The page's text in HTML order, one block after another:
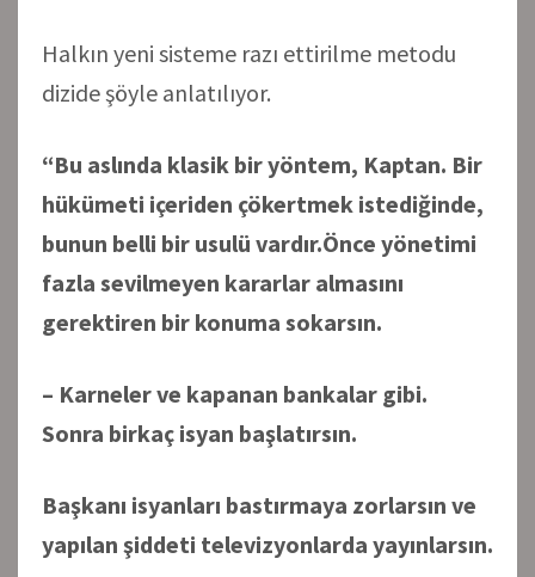
Halkın yeni sisteme razı ettirilme metodu
dizide şöyle anlatılıyor.
“Bu aslında klasik bir yöntem, Kaptan. Bir
hükümeti içeriden çökertmek istediğinde,
bunun belli bir usulü vardır.Önce yönetimi
fazla sevilmeyen kararlar almasını
gerektiren bir konuma sokarsın.
– Karneler ve kapanan bankalar gibi.
Sonra birkaç isyan başlatırsın.
Başkanı isyanları bastırmaya zorlarsın ve
yapılan şiddeti televizyonlarda yayınlarsın.